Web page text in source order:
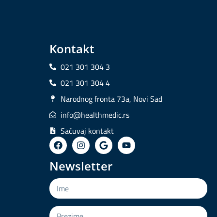
Kontakt
021 301 304 3
021 301 304 4
Narodnog fronta 73a, Novi Sad
info@healthmedic.rs
Sačuvaj kontakt
Newsletter